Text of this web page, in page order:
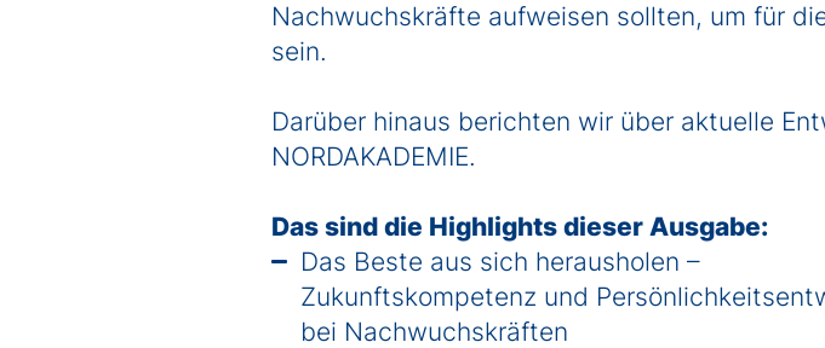
Nachwuchskräfte aufweisen sollten, um für
sein.
Darüber hinaus berichten wir über aktuelle
NORDAKADEMIE.
Das sind die Highlights dieser Ausgabe:
Das Beste aus sich herausholen –
Zukunftskompetenz und
bei Nachwuchskräften